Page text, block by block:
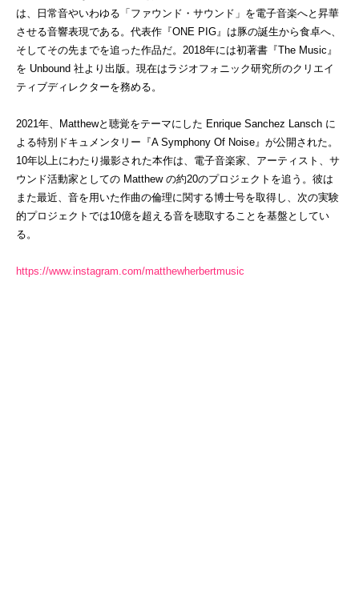
は、日常音やいわゆる「ファウンド・サウンド」を電子音楽へと昇華
させる音響表現である。代表作『ONE PIG』は豚の誕生から食卓へ、
そしてその先までを追った作品だ。 2018年には初著書『The Music』
を Unbound 社より出版。現在はラジオフォニック研究所のクリエイ
ティブディレクターを務める。
2021年、 Matthewと聴覚をテーマにした Enrique Sanchez Lansch に
よる特別ドキュメンタリー『A Symphony Of Noise』が公開された。
10年以上にわたり撮影された本作は、電子音楽家、アーティスト、サ
ウンド活動家としての Matthew の約20のプロジェクトを追う。彼は
また最近、音を用いた作曲の倫理に関する博士号を取得し、次の実験
的プロジェクトでは10億を超える音を聴取することを基盤としてい
る。
https://www.instagram.com/matthewherbertmusic